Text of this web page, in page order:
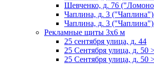
Шевченко, д. 76
Чаплина, д. 3
Чаплина, д. 3
Рекламные щиты 3х6 м
25 сентября улица, д. 44
25 Сентября улица, д. 50
25 Сентября улица, д. 50